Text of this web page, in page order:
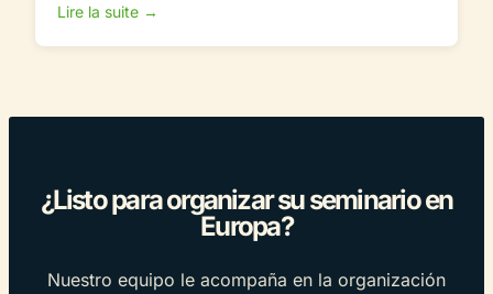
Lire la suite →
¿Listo para organizar su seminario en
Europa?
Nuestro equipo le acompaña en la organización